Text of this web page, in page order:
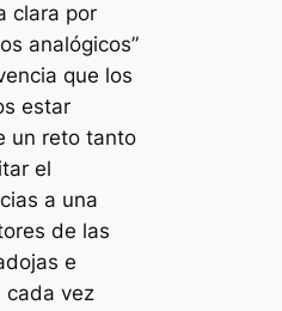
clara por
analógicos”
que los
estar
un reto tanto
el
a una
de las
e
cada vez